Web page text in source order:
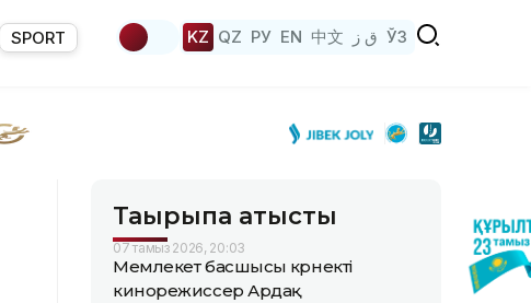
SPORT KZ QZ РУ EN 中文 ق ز ЎЗ
Тақырыпқа қатысты
07 тамыз 2026, 20:03
Мемлекет басшысы көрнекті
кинорежиссер Ардақ